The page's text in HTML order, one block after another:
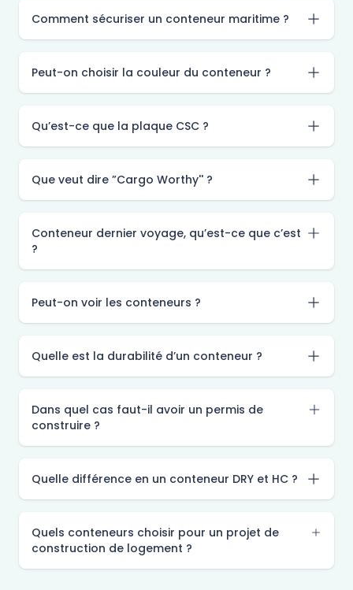
Comment sécuriser un conteneur maritime ?
Peut-on choisir la couleur du conteneur ?
Qu’est-ce que la plaque CSC ?
Que veut dire ”Cargo Worthy'' ?
Conteneur dernier voyage, qu’est-ce que c’est
?
Peut-on voir les conteneurs ?
Quelle est la durabilité d’un conteneur ?
Dans quel cas faut-il avoir un permis de
construire ?
Quelle différence en un conteneur DRY et HC ?
Quels conteneurs choisir pour un projet de
construction de logement ?